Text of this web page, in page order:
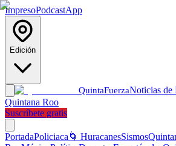
ImpresoPodcastApp
Edición
QuintaFuerzaNoticias de
Quintana Roo
Suscríbete gratis
PortadaPoliciaca 🌀 HuracanesSismos